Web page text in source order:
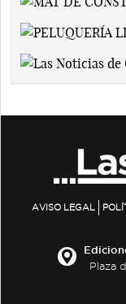
AVISO LEGAL
Plaza